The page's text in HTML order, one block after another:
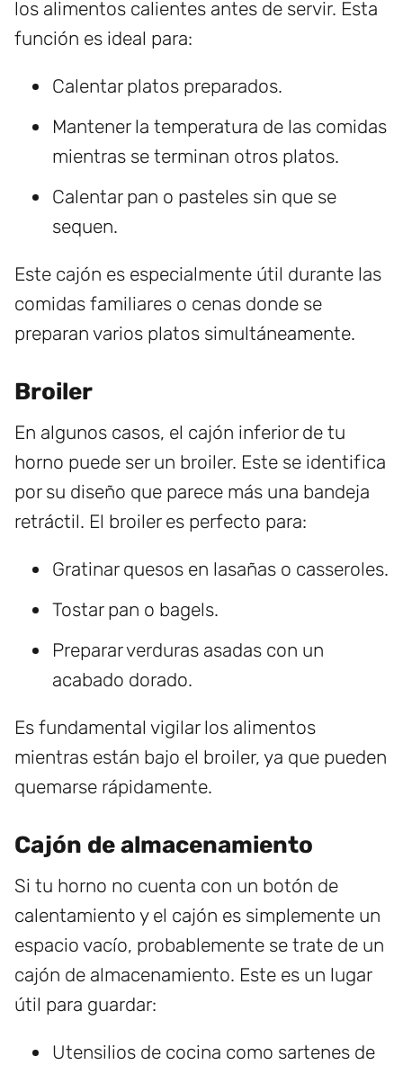
los alimentos calientes antes de servir. Esta
función es ideal para:
Calentar platos preparados.
Mantener la temperatura de las comidas
mientras se terminan otros platos.
Calentar pan o pasteles sin que se
sequen.
Este cajón es especialmente útil durante las
comidas familiares o cenas donde se
preparan varios platos simultáneamente.
Broiler
En algunos casos, el cajón inferior de tu
horno puede ser un broiler. Este se identifica
por su diseño que parece más una bandeja
retráctil. El broiler es perfecto para:
Gratinar quesos en lasañas o casseroles.
Tostar pan o bagels.
Preparar verduras asadas con un
acabado dorado.
Es fundamental vigilar los alimentos
mientras están bajo el broiler, ya que pueden
quemarse rápidamente.
Cajón de almacenamiento
Si tu horno no cuenta con un botón de
calentamiento y el cajón es simplemente un
espacio vacío, probablemente se trate de un
cajón de almacenamiento. Este es un lugar
útil para guardar:
Utensilios de cocina como sartenes de